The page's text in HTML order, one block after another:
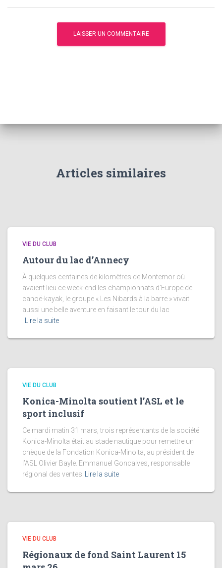
Articles similaires
VIE DU CLUB
Autour du lac d’Annecy
À quelques centaines de kilomètres de Montemor où
avaient lieu ce week-end les championnats d’Europe de
canoë-kayak, le groupe « Les Nibards à la barre » vivait
aussi une belle aventure en faisant le tour du lac
Lire la suite
VIE DU CLUB
Konica-Minolta soutient l’ASL et le
sport inclusif
Ce mardi matin 31 mars, trois représentants de la société
Konica-Minolta était au stade nautique pour remettre un
chèque de la Fondation Konica-Minolta, au président de
l’ASL Olivier Bayle. Emmanuel Goncalves, responsable
régional des ventes
Lire la suite
VIE DU CLUB
Régionaux de fond Saint Laurent 15